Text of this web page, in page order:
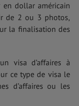
en dollar américain
de 2 ou 3 photos,
la finalisation des
visa d’affaires à
ce type de visa le
d’affaires ou les